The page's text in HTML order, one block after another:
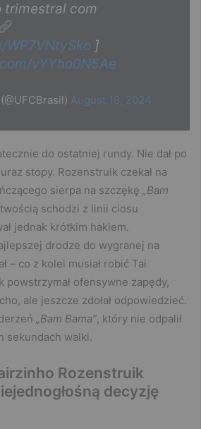
trimestral com
]
vYYho0N5Ae
August 18, 2024
do ostatniej rundy. Nie dał po
stopy. Rozenstruik czekał na
sierpa na szczękę „Bam
schodzi z linii ciosu
jednak krótkim hakiem.
drodze do wygranej na
– co z kolei musiał robić Tai
powstrzymał ofensywne zapędy,
ale jeszcze zdołał odpowiedzieć.
„Bam Bama”, który nie odpalił
sekundach walki.
Rozenstruik
decyzję